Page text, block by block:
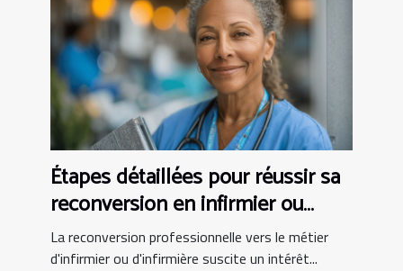
Étapes détaillées pour réussir sa
reconversion en infirmier ou
infirmière
La reconversion professionnelle vers le métier
d'infirmier ou d'infirmière suscite un intérêt...